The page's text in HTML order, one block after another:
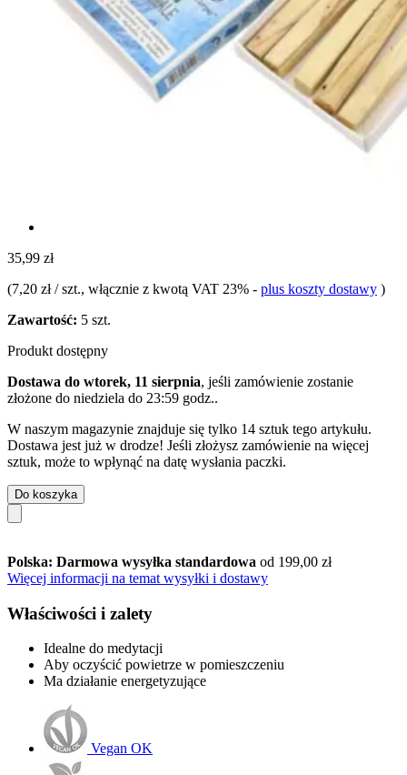
35,99 zł
(7,20 zł / szt., włącznie z kwotą VAT 23% - plus koszty dostawy )
Zawartość: 5 szt.
Produkt dostępny
Dostawa do wtorek, 11 sierpnia, jeśli zamówienie zostanie
złożone do niedziela do 23:59 godz..
W naszym magazynie znajduje się tylko 14 sztuk tego artykułu.
Dostawa jest już w drodze! Jeśli złożysz zamówienie na więcej
sztuk, może to wpłynąć na datę wysłania paczki.
Do koszyka
Polska: Darmowa wysyłka standardowa od 199,00 zł
Więcej informacji na temat wysyłki i dostawy
Właściwości i zalety
Idealne do medytacji
Aby oczyścić powietrze w pomieszczeniu
Ma działanie energetyzujące
Vegan OK